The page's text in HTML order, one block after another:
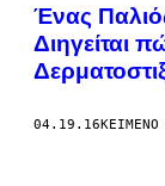
Ένας
Διηγείται
04.19.16ΚΕΊΜΕΝΟ